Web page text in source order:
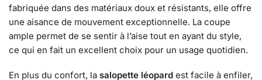
fabriquée dans des matériaux doux et résistants, elle offre
une aisance de mouvement exceptionnelle. La coupe
ample permet de se sentir à l’aise tout en ayant du style,
ce qui en fait un excellent choix pour un usage quotidien.
En plus du confort, la salopette léopard est facile à enfiler,